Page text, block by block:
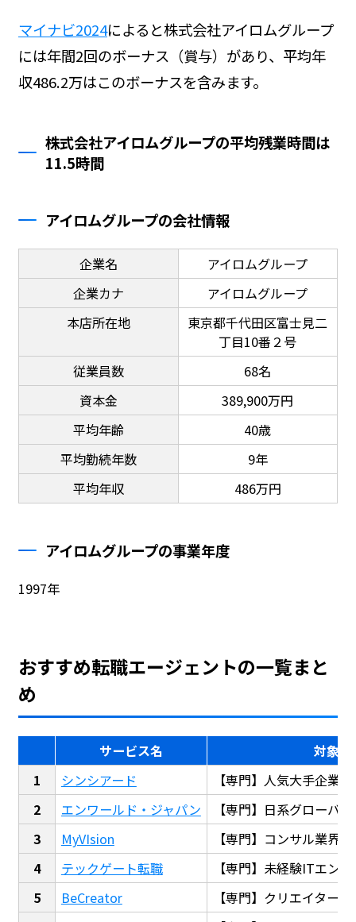
マイナビ2024によると株式会社アイロムグループ
には年間2回のボーナス（賞与）があり、平均年
収486.2万はこのボーナスを含みます。
株式会社アイロムグループの平均残業時間は
11.5時間
アイロムグループの会社情報
企業名
アイロムグループ
企業カナ
アイロムグループ
本店所在地
東京都千代田区富士見二
丁目10番２号
従業員数
68名
資本金
389,900万円
平均年齢
40歳
平均勤続年数
9年
平均年収
486万円
アイロムグループの事業年度
1997年
おすすめ転職エージェントの一覧まと
め
サービス名
対象
シンシアード
【専門】人気大手企業
エンワールド・ジャパン
【専門】日系グローバ
MyVIsion
【専門】コンサル業界
テックゲート転職
【専門】未経験ITエン
BeCreator
【専門】クリエイター